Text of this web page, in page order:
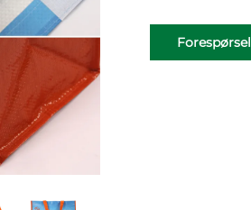
Forespørsel